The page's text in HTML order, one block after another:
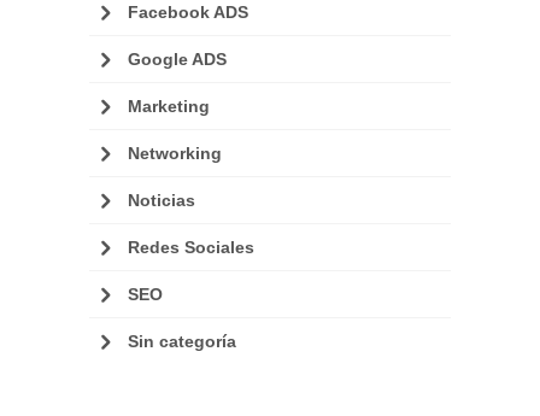
Facebook ADS
Google ADS
Marketing
Networking
Noticias
Redes Sociales
SEO
Sin categoría